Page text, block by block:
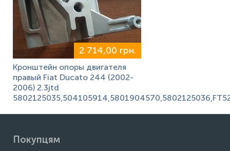
2 714,00 грн.
Кронштейн опоры двигателя
правый Fiat Ducato 244 (2002-
2006) 2.3jtd
Покупцям